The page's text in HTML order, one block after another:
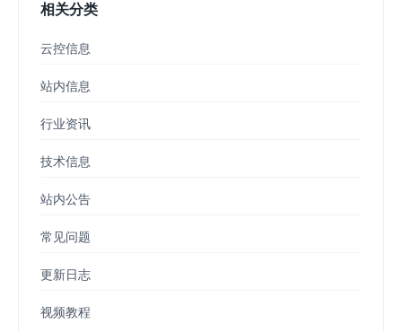
相关分类
云控信息
站内信息
行业资讯
技术信息
站内公告
常见问题
更新日志
视频教程